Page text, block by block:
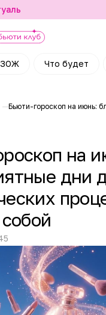
ЗОЖ Что будет
на
дни